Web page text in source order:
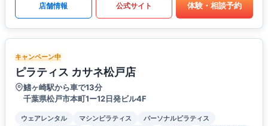
店舗情報 公式サイト 体験・相談予約
キャンペーン中
ピラティス カサネ松戸店
鰭ヶ崎駅から車で13分
千葉県松戸市本町1ー12日発ビル4F
ウェアレンタル マシンピラティス
パーソナルピラティス